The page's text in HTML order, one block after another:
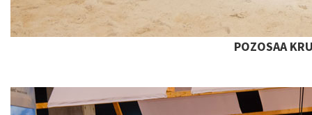
POZOSAA